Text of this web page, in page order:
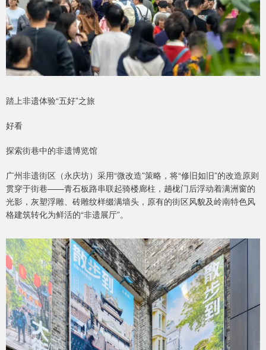
踏上非遗体验“五好”之旅
好看
探索街巷中的非遗博览馆
广州非遗街区（永庆坊）采用“微改造”策略，将“修旧如旧”的改造原则
贯穿于街巷——青石板路串联起骑楼廊柱，趟栊门后浮动着满洲窗的
光影，灰塑浮雕、砖雕纹样缀满墙头，原有的街区风貌及岭南特色风
格建筑转化为鲜活的“非遗展厅”。